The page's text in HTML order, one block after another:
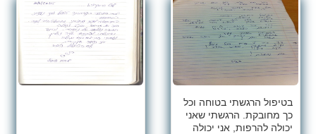
בטיפול הרגשתי בטוחה וכל
כך מחובקת. הרגשתי שאני
יכולה להרפות, אני יכולה